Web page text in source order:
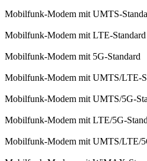
Mobilfunk-Modem mit UMTS-
Mobilfunk-Modem mit LTE-Standard
Mobilfunk-Modem mit 5G-Standard
Mobilfunk-Modem mit UMTS/LTE-
Mobilfunk-Modem mit UMTS/5G-
Mobilfunk-Modem mit LTE/5G-
Mobilfunk-Modem mit UMTS/LTE/